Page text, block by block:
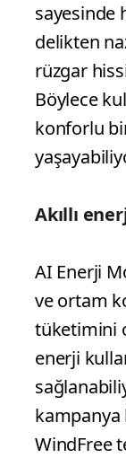
sayesinde
delikten
rüzgar
Böylece
konforlu
Akıllı
AI Enerji
ve ortam
tüketimini
enerji
kampanya
WindFree